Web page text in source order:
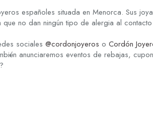
españoles situada en Menorca. Sus
no dan ningún tipo de alergia al
sociales @cordonjoyeros o Cordón
anunciaremos eventos de rebajas,